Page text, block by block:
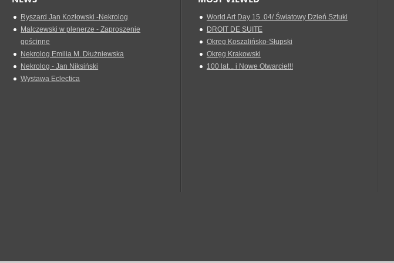
Ryszard Jan Kozłowski -Nekrolog
Malczewski w plenerze - Zaproszenie
gościnne
Nekrolog Emilia M. Dłużniewska
Nekrolog - Jan Niksiński
Wystawa Eclectica
World Art Day 15 .04/ Światowy Dzień Sztuki
DROIT DE SUITE
Okreg Koszalińsko-Słupski
Okręg Krakowski
100 lat... i Nowe Otwarcie!!!